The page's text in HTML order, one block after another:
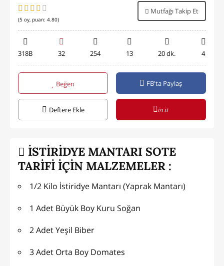
(5 oy, puan: 4.80)
Mutfağı Takip Et
318B 32 254 13 20 dk. 4
Beğen FB'ta Paylaş
Deftere Ekle in it
İSTİRİDYE MANTARI SOTE
TARİFİ İÇİN MALZEMELER :
1/2 Kilo İstiridye Mantarı (Yaprak Mantarı)
1 Adet Büyük Boy Kuru Soğan
2 Adet Yeşil Biber
3 Adet Orta Boy Domates